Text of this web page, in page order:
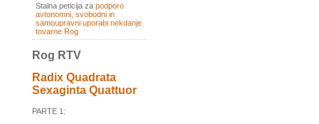
Stalna peticija za podporo
avtonomni, svobodni in
samoupravni uporabi nekdanje
tovarne Rog
Rog RTV
Radix Quadrata
Sexaginta Quattuor
PARTE 1: